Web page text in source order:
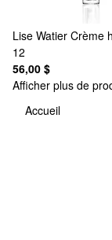
Lise Watier Crème
12
56,00 $
Afficher plus de
Accueil